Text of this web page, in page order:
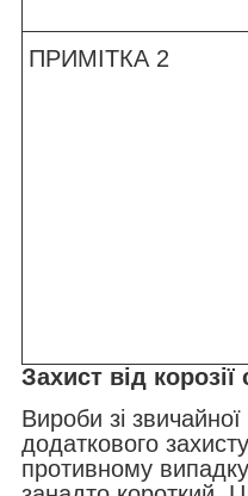
ПРИМІТКА 2
Захист від
Вироби зі
додаткового
противному